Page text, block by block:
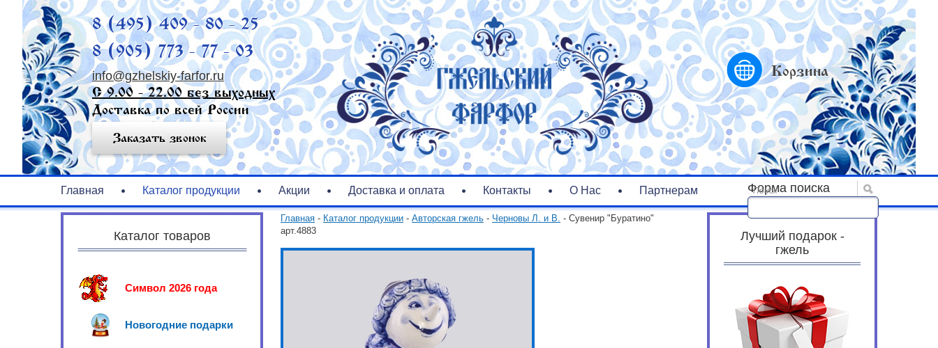
8 (495) 409 - 80 - 25
8 (905) 773 - 77 - 03
info@gzhelskiy-farfor.ru
С 9.00 - 22.00 без выходных
Доставка по всей России
Заказать звонок
Корзина
Главная Каталог продукции Акции Доставка и оплата Контакты О Нас Партнерам Форма поиска
Поиск
Каталог товаров
Символ 2026 года
Новогодние подарки
Главная - Каталог продукции - Авторская гжель - Черновы Л. и В. - Сувенир "Буратино"
арт.4883
Лучший подарок -
гжель